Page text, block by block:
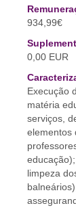
934,99€
0,00 EUR
Execução
matéria
serviços,
elementos
limpeza